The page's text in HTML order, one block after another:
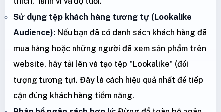
Sử dụng tệp khách hàng tương tự (Lookalike
Audience): Nếu bạn đã có danh sách khách hàng đã
mua hàng hoặc những người đã xem sản phẩm trên
website, hãy tải lên và tạo tệp "Lookalike" (đối
tượng tương tự). Đây là cách hiệu quả nhất để tiếp
cận đúng khách hàng tiềm năng.